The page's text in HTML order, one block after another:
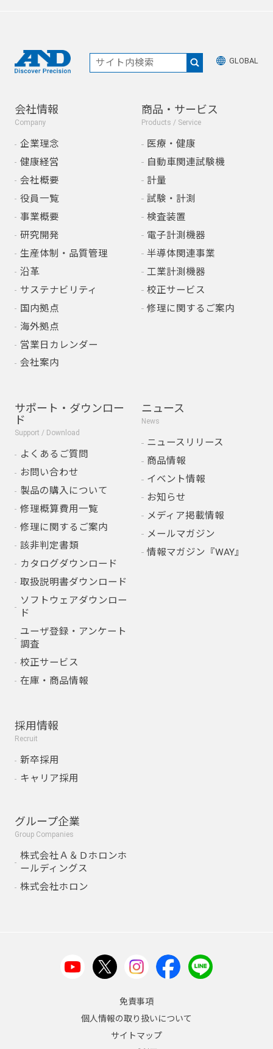
GLOBAL
会社情報
Company
企業理念
健康経営
会社概要
役員一覧
事業概要
研究開発
生産体制・品質管理
沿革
サステナビリティ
国内拠点
海外拠点
営業日カレンダー
会社案内
商品・サービス
Products / Service
医療・健康
自動車関連試験機
計量
試験・計測
検査装置
電子計測機器
半導体関連事業
工業計測機器
校正サービス
修理に関するご案内
サポート・ダウンロー
ド
Support / Download
よくあるご質問
お問い合わせ
製品の購入について
修理概算費用一覧
修理に関するご案内
該非判定書類
カタログダウンロード
取扱説明書ダウンロード
ソフトウェアダウンロー
ド
ユーザ登録・アンケート
調査
校正サービス
在庫・商品情報
ニュース
News
ニュースリリース
商品情報
イベント情報
お知らせ
メディア掲載情報
メールマガジン
情報マガジン『WAY』
採用情報
Recruit
新卒採用
キャリア採用
グループ企業
Group Companies
株式会社Ａ＆Ｄホロンホ
ールディングス
株式会社ホロン
免責事項
個人情報の取り扱いについて
サイトマップ